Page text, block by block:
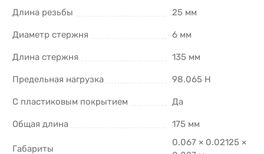
Длина резьбы
25 мм
Диаметр стержня 6 мм
Длина стержня 135 мм
Предельная нагрузка 98.065 Н
С пластиковым покрытием Да
Общая длина 175 мм
Габариты
0.067 × 0.02125 ×